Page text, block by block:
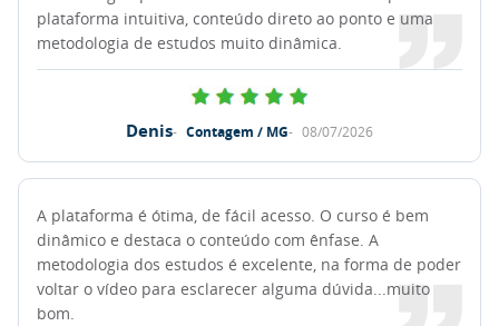
plataforma intuitiva, conteúdo direto ao ponto e uma
metodologia de estudos muito dinâmica.
Denis Contagem / MG 08/07/2026
A plataforma é ótima, de fácil acesso. O curso é bem
dinâmico e destaca o conteúdo com ênfase. A
metodologia dos estudos é excelente, na forma de poder
voltar o vídeo para esclarecer alguma dúvida...muito
bom.